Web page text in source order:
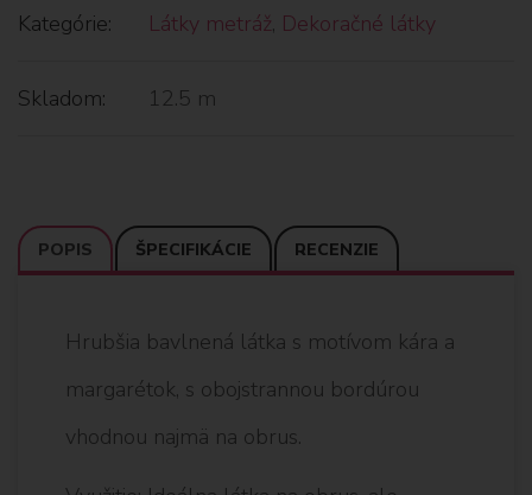
Kategórie: Látky metráž, Dekoračné látky
Skladom: 12.5 m
POPIS ŠPECIFIKÁCIE RECENZIE
Hrubšia bavlnená látka s motívom kára a
margarétok, s obojstrannou bordúrou
vhodnou najmä na obrus.